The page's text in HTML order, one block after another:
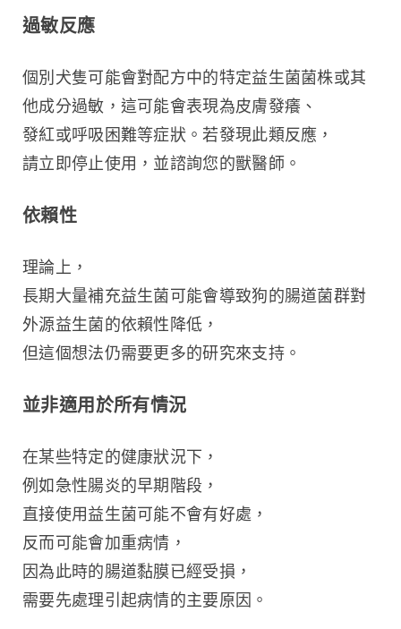
過敏反應
個別犬隻可能會對配方中的特定益生菌菌株或其
他成分過敏，這可能會表現為皮膚發癢、
發紅或呼吸困難等症狀。若發現此類反應，
請立即停止使用，並諮詢您的獸醫師。
依賴性
理論上，
長期大量補充益生菌可能會導致狗的腸道菌群對
外源益生菌的依賴性降低，
但這個想法仍需要更多的研究來支持。
並非適用於所有情況
在某些特定的健康狀況下，
例如急性腸炎的早期階段，
直接使用益生菌可能不會有好處，
反而可能會加重病情，
因為此時的腸道黏膜已經受損，
需要先處理引起病情的主要原因。